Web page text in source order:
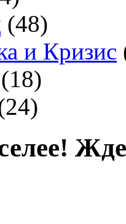
(48)
и Кризис
(18)